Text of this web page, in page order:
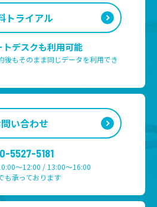
トライアル
トデスクも利用可能
後もそのまま同じデータを利用でき
い合わせ
5527-5181
～12:00 / 13:00～16:00
も承っております